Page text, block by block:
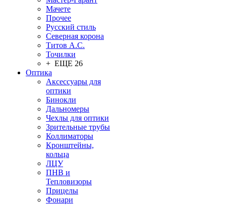
Мачете
Прочее
Русский стиль
Северная корона
Титов А.С.
Точилки
+ ЕЩЕ 26
Оптика
Аксессуары для
оптики
Бинокли
Дальномеры
Чехлы для оптики
Зрительные трубы
Коллиматоры
Кронштейны,
кольца
ЛЦУ
ПНВ и
Тепловизоры
Прицелы
Фонари